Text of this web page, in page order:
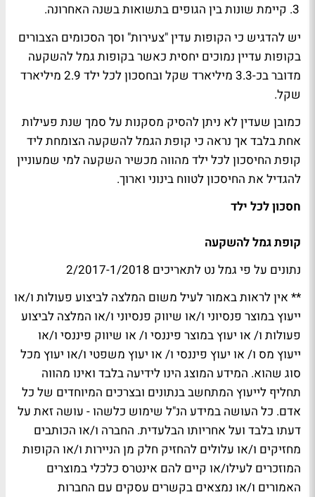
קיימת שונות בין הגופים בתשואות בשנה האחרונה.
יש להדגיש כי הקופות עדין "צעירות" וסך הסכומים הצבורים
בקופות עדיין נמוכים יחסית כאשר בקופות גמל להשקעה
מדובר בכ-3.3 מיליארד שקל ובחסכון לכל ילד 2.9 מיליארד
שקל.
כמובן שעדין לא ניתן להסיק מסקנות על סמך שנת פעילות
אחת בלבד אך נראה כי קופת הגמל להשקעה הצומחת ליד
קופת החיסכון לכל ילד מהווה מכשיר השקעה למי שמעוניין
להגדיל את החיסכון לטווח בינוני וארוך.
חסכון לכל ילד
קופת גמל להשקעה
נתונים על פי גמל נט לתאריכים 2/2017-1/2018
** אין לראות באמור לעיל משום המלצה לביצוע פעולות ו/או
ייעוץ במוצר פנסיוני ו/או שיווק פנסיוני ו/או המלצה לביצוע
פעולות ו/ או יעוץ במוצר פיננסי ו/ או שיווק פיננסי ו/או
ייעוץ מס ו/ או יעוץ פיננסי ו/ או יעוץ משפטי ו/או יעוץ מכל
סוג שהוא. המידע המוצג הינו לידיעה בלבד ואינו מהווה
תחליף לייעוץ המתחשב בנתונים ובצרכים המיוחדים של כל
אדם. כל העושה במידע הנ"ל שימוש כלשהו - עושה זאת על
דעתו בלבד ועל אחריותו הבלעדית. החברה ו/או הכותבים
מחזיקים ו/או עלולים להחזיק חלק מן הניירות ו/או הקופות
המוזכרים לעילו/או קיים להם אינטרס כלכלי במוצרים
האמורים ו/או נמצאים בקשרים עסקים עם החברות